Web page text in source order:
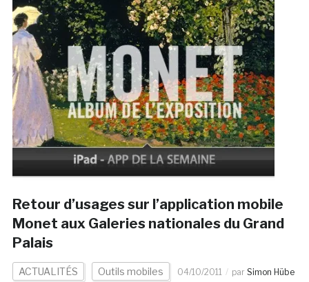
Retour d’usages sur l’application mobile
Monet aux Galeries nationales du Grand
Palais
ACTUALITÉS Outils mobiles 04/10/2011 par Simon Hübe